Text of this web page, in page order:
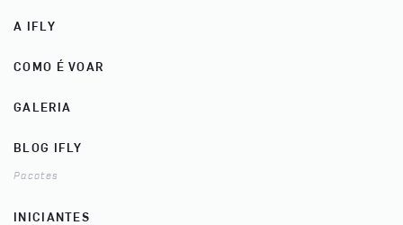
A IFLY
COMO É VOAR
GALERIA
BLOG IFLY
Pacotes
INICIANTES